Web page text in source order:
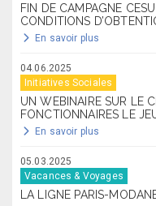
FIN DE CAMPAGNE
CONDITIONS
En savoir plus
04.06.2025
Initiatives Sociales
UN WEBINAIRE SUR LE
FONCTIONNAIRES LE
En savoir plus
05.03.2025
Vacances & Voyages
LA LIGNE PARIS-